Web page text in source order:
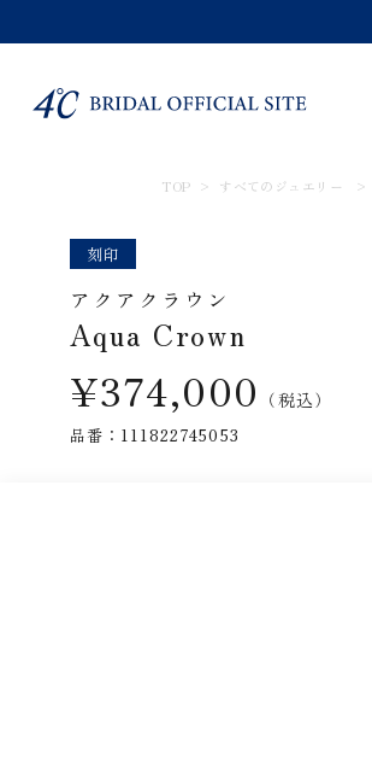
TOP すべてのジュエリー
刻印
アクアクラウン
Aqua Crown
¥374,000 （税込）
品番：111822745053